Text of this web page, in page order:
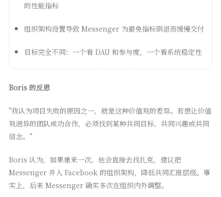
的性能指标
组织架构设置导致 Messenger 为避免指标倒退而缓慢交付
目标完全不同：一个看 DAU 和参与度，一个看系统稳定性
Boris 的反思
"我认为项目失败的原因之一，就是这种价值观的差异。若想让价值
观迥异的团队成功合作，必须找到某种共同目标、共同兴趣或共同
信念。"
Boris 认为，如果重来一次，他会直接去找扎克，建议把
Messenger 并入 Facebook 的组织架构，降低共同汇报层级。事
实上，后来 Messenger 确实多次在组织内外调整。